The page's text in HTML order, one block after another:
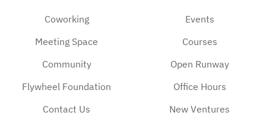
Coworking
Meeting Space
Community
Flywheel Foundation
Contact Us
Events
Courses
Open Runway
Office Hours
New Ventures